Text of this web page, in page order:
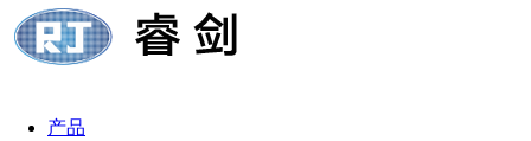
产品